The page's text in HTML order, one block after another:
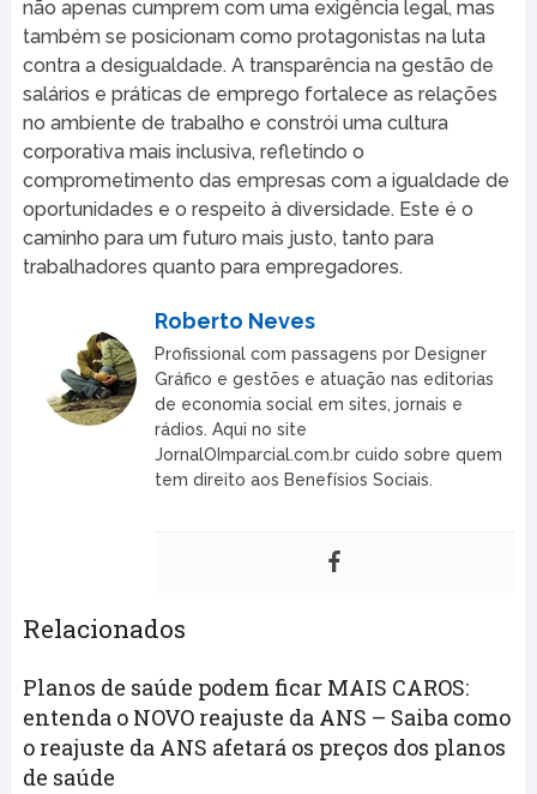
não apenas cumprem com uma exigência legal, mas
também se posicionam como protagonistas na luta
contra a desigualdade. A transparência na gestão de
salários e práticas de emprego fortalece as relações
no ambiente de trabalho e constrói uma cultura
corporativa mais inclusiva, refletindo o
comprometimento das empresas com a igualdade de
oportunidades e o respeito à diversidade. Este é o
caminho para um futuro mais justo, tanto para
trabalhadores quanto para empregadores.
Roberto Neves
Profissional com passagens por Designer
Gráfico e gestões e atuação nas editorias
de economia social em sites, jornais e
rádios. Aqui no site
JornalOImparcial.com.br cuido sobre quem
tem direito aos Benefísios Sociais.
Relacionados
Planos de saúde podem ficar MAIS CAROS:
entenda o NOVO reajuste da ANS – Saiba como
o reajuste da ANS afetará os preços dos planos
de saúde